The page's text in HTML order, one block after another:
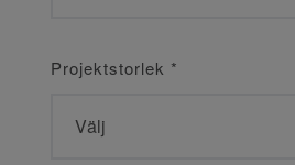
Projektstorlek *